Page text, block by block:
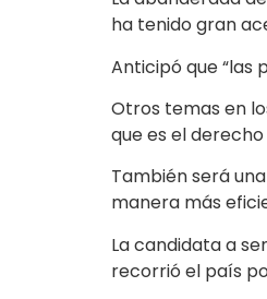
ha tenido gran
Anticipó que “las
Otros temas en
que es el
También será
manera más
La candidata a
recorrió el país